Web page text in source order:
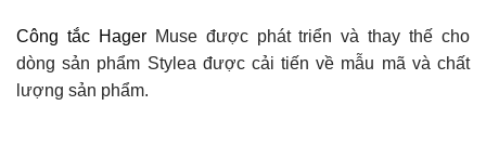
Công tắc HagerMuse được phát triển và thay thế cho
dòng sản phẩm Stylea được cải tiến về mẫu mã và chất
lượng sản phẩm.